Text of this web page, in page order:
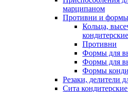
марципаном
Противни и
Кольца,
кондитерские
Противни
Формы для
Формы для
Формы
Резаки, делители
Сита